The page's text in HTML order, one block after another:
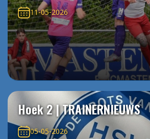
11-05-2026
Hoek 2 | TRAINERNIEUWS
05-05-2026